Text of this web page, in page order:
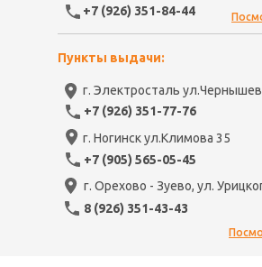
г. Ногинск ул.Климова 35
+7 (905) 565-05-45
г. Орехово - Зуево, ул.
8 (926) 351-43-43
г. Электросталь
Пункты выдачи:
+7 (926) 351-84-44
+7 (926) 351-77-76